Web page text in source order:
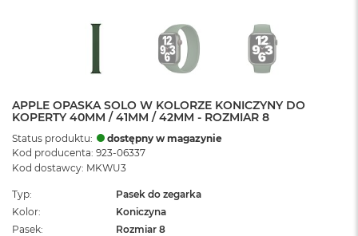
APPLE OPASKA SOLO W KOLORZE KONICZYNY DO
KOPERTY 40MM / 41MM / 42MM - ROZMIAR 8
Status produktu:
dostępny w magazynie
Kod producenta: 923-06337
Kod dostawcy: MKWU3
Typ
Pasek do zegarka
Kolor
Koniczyna
Pasek
Rozmiar 8